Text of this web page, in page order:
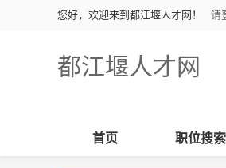
您好，欢迎来到都江堰人才网！ 请
都江堰人才网
首页 职位搜索